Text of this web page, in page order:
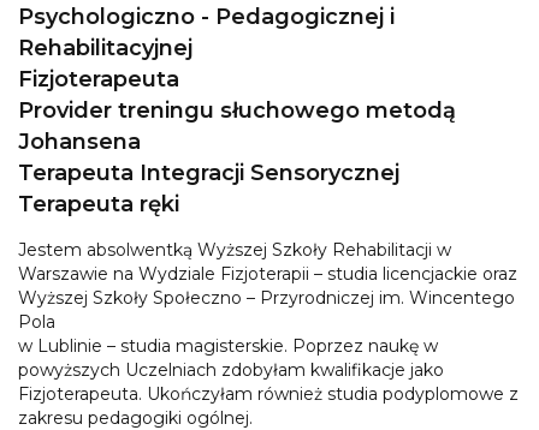
Psychologiczno - Pedagogicznej i
Rehabilitacyjnej
Fizjoterapeuta
Provider treningu słuchowego metodą
Johansena
Terapeuta Integracji Sensorycznej
Terapeuta ręki
Jestem absolwentką Wyższej Szkoły Rehabilitacji w
Warszawie na Wydziale Fizjoterapii – studia licencjackie oraz
Wyższej Szkoły Społeczno – Przyrodniczej im. Wincentego
Pola
w Lublinie – studia magisterskie. Poprzez naukę w
powyższych Uczelniach zdobyłam kwalifikacje jako
Fizjoterapeuta. Ukończyłam również studia podyplomowe z
zakresu pedagogiki ogólnej.